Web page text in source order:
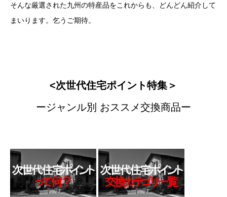
そんな厳選された九州の特産品をこれからも、どんどん紹介して
まいります。乞うご期待。
<次世代住宅ポイント特集＞
ージャンル別 おススメ交換商品ー